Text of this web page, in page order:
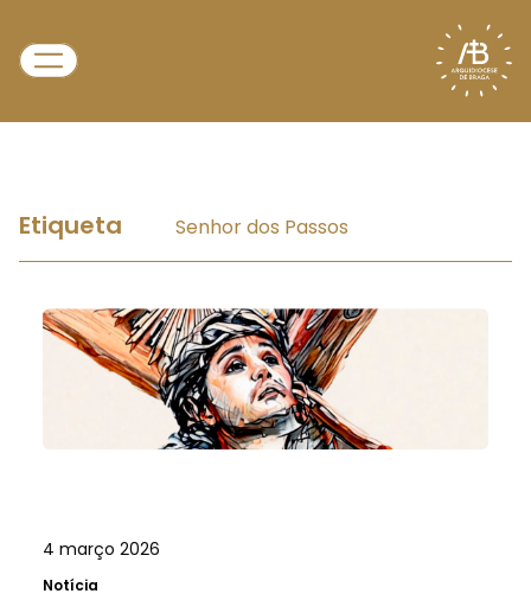
Etiqueta Senhor dos Passos
4 março 2026
Notícia